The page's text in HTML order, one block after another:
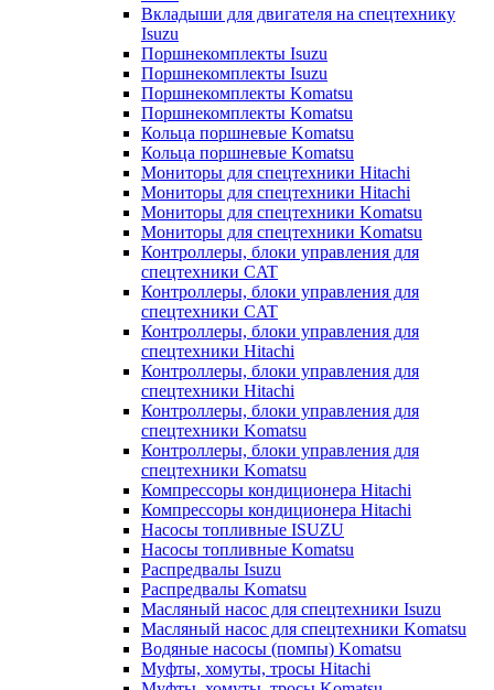
Вкладыши для двигателя на спецтехнику
Isuzu
Поршнекомплекты Isuzu
Поршнекомплекты Isuzu
Поршнекомплекты Komatsu
Поршнекомплекты Komatsu
Кольца поршневые Komatsu
Кольца поршневые Komatsu
Мониторы для спецтехники Hitachi
Мониторы для спецтехники Hitachi
Мониторы для спецтехники Komatsu
Мониторы для спецтехники Komatsu
Контроллеры, блоки управления для
спецтехники CAT
Контроллеры, блоки управления для
спецтехники CAT
Контроллеры, блоки управления для
спецтехники Hitachi
Контроллеры, блоки управления для
спецтехники Hitachi
Контроллеры, блоки управления для
спецтехники Komatsu
Контроллеры, блоки управления для
спецтехники Komatsu
Компрессоры кондиционера Hitachi
Компрессоры кондиционера Hitachi
Насосы топливные ISUZU
Насосы топливные Komatsu
Распредвалы Isuzu
Распредвалы Komatsu
Масляный насос для спецтехники Isuzu
Масляный насос для спецтехники Komatsu
Водяные насосы (помпы) Komatsu
Муфты, хомуты, тросы Hitachi